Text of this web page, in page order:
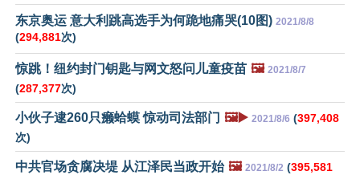
东京奥运 意大利跳高选手为何跪地痛哭(10图) 2021/8/8
(294,881次)
惊跳！纽约封门钥匙与网文怒问儿童疫苗 🖼️ 2021/8/7
(287,377次)
小伙子逮260只癞蛤蟆 惊动司法部门 🖼️▶️ 2021/8/6 (397,408
次)
中共官场贪腐决堤 从江泽民当政开始 🖼️ 2021/8/2 (395,581